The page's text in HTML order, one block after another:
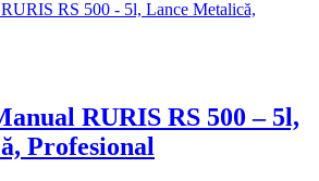
RURIS RS 500 – 5l,
Profesional